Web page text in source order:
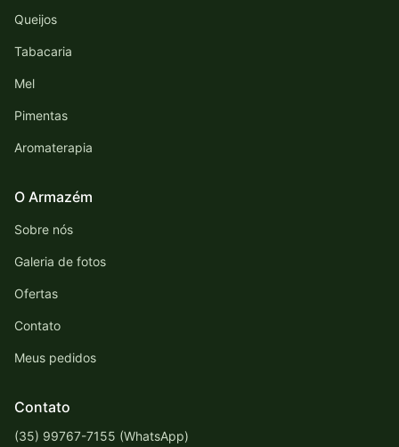
Queijos
Tabacaria
Mel
Pimentas
Aromaterapia
O Armazém
Sobre nós
Galeria de fotos
Ofertas
Contato
Meus pedidos
Contato
(35) 99767-7155 (WhatsApp)